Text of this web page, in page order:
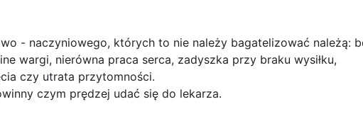
- naczyniowego, których to nie należy bagatelizować należą:
wargi, nierówna praca serca, zadyszka przy braku wysiłku,
czy utrata przytomności.
czym prędzej udać się do lekarza.